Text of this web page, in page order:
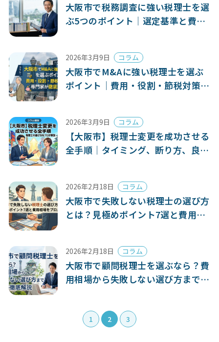
大阪市で税務調査に強い税理士を選
ぶ5つのポイント｜選定基準と費用
大阪市でM&Aに強い税理士を選ぶ
ポイント｜費用・役割・節税対策を
2026年3月9日 コラム
【大阪市】税理士変更を成功させる
全手順｜タイミング、断り方、良い
2026年3月9日 コラム
大阪市で失敗しない税理士の選び方
とは？見極めポイント7選と費用相
2026年2月18日 コラム
大阪市で顧問税理士を選ぶなら？費
用相場から失敗しない選び方までプ
2026年2月18日 コラム
1 2 3